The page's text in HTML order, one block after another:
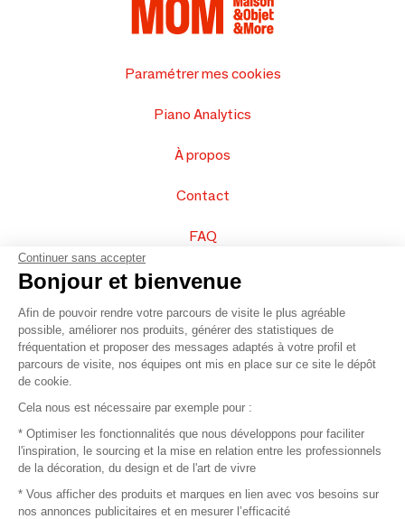
Paramétrer mes cookies
Piano Analytics
À propos
Contact
FAQ
Vendez vos produits
Plan du site
© 2016 –Organisation SAFI
Recrutement
Continuer sans accepter
Bonjour et bienvenue
Afin de pouvoir rendre votre parcours de visite le plus agréable
possible, améliorer nos produits, générer des statistiques de
fréquentation et proposer des messages adaptés à votre profil et
parcours de visite, nos équipes ont mis en place sur ce site le dépôt
de cookie.
Cela nous est nécessaire par exemple pour :
* Optimiser les fonctionnalités que nous développons pour faciliter
l'inspiration, le sourcing et la mise en relation entre les professionnels
de la décoration, du design et de l'art de vivre
* Vous afficher des produits et marques en lien avec vos besoins sur
nos annonces publicitaires et en mesurer l’efficacité